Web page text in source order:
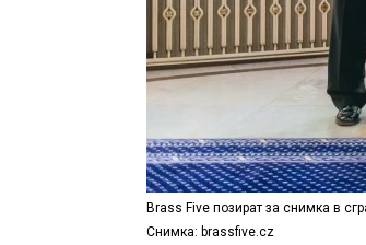
Brass Five позират за снимка в
Снимка: brassfive.cz